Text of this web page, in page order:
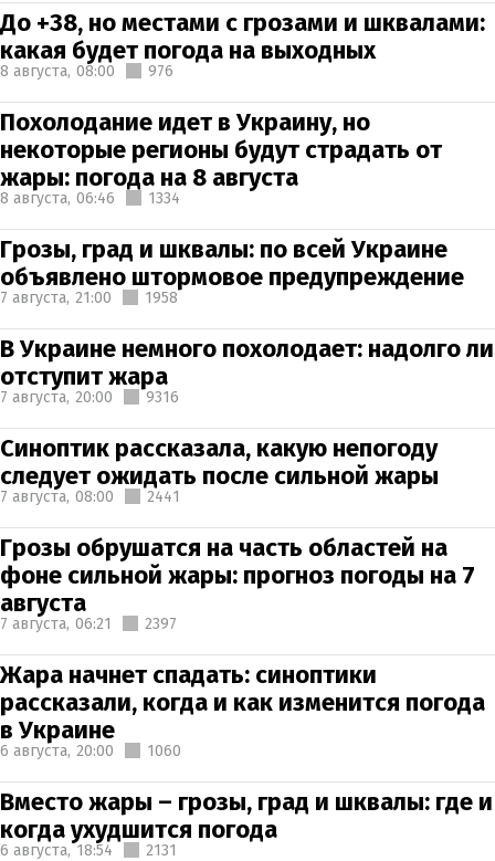
До +38, но местами с грозами и шквалами:
какая будет погода на выходных
8 августа, 08:00 976
Похолодание идет в Украину, но
некоторые регионы будут страдать от
жары: погода на 8 августа
8 августа, 06:46 1334
Грозы, град и шквалы: по всей Украине
объявлено штормовое предупреждение
7 августа, 21:00 1958
В Украине немного похолодает: надолго ли
отступит жара
7 августа, 20:00 9316
Синоптик рассказала, какую непогоду
следует ожидать после сильной жары
7 августа, 08:00 2441
Грозы обрушатся на часть областей на
фоне сильной жары: прогноз погоды на 7
августа
7 августа, 06:21 2397
Жара начнет спадать: синоптики
рассказали, когда и как изменится погода
в Украине
6 августа, 20:00 1060
Вместо жары – грозы, град и шквалы: где и
когда ухудшится погода
6 августа, 18:54 2131